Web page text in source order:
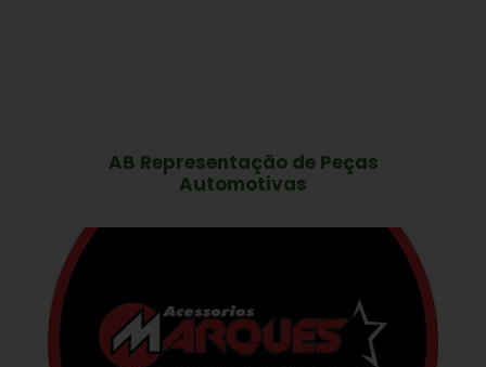
AB Representação de Peças
Automotivas